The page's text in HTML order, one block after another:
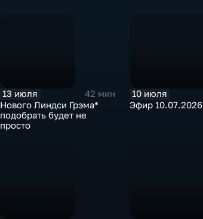
13 июля
42 мин
Нового Линдси Грэма*
подобрать будет не
просто
10 июля
Эфир 10.07.2026